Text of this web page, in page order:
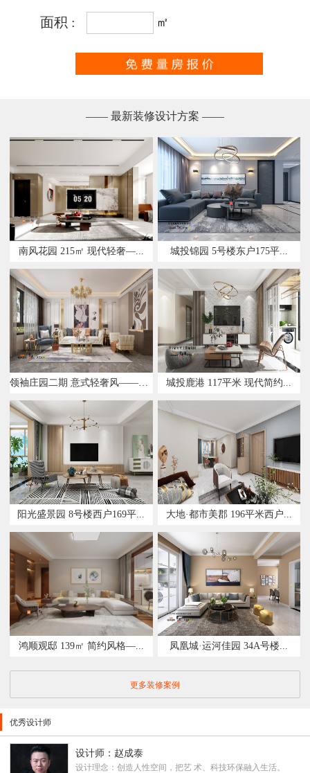
—— 最新装修设计方案 ——
南风花园 215㎡ 现代轻奢—...
阳光盛景园 8号楼西户169平...
鸿顺观邸 139㎡ 简约风格—...
城投锦园 5号楼东户175平...
城投鹿港 117平米 现代简约...
大地·都市美郡 196平米西户...
凤凰城·运河佳园 34A号楼...
更多装修案例
优秀设计师
设计师：赵成泰
设计理念：创造人性空间，把艺 术、科技环保融入生活。